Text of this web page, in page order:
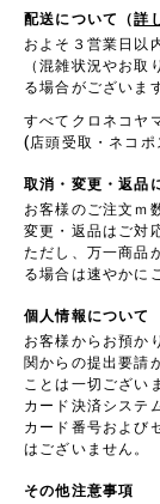
配送について（詳
およそ３営業日以
（混雑状況やお
る場合がございま
すべてクロネコヤ
(店頭受取・ネコ
取消・変更・返品
お客様のご注文ｍ
変更・返品はご対
ただし、万一商品
る場合は速やかに
個人情報について
お客様からお預か
関からの提出要請
ことは一切ござい
カード決済システ
カード番号および
はございません。
その他注意事項